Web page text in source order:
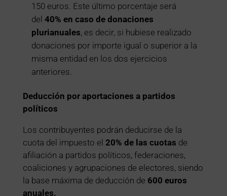
150 euros. Este último porcentaje será
del 40% en caso de donaciones
plurianuales, es decir, si hubiese realizado
donaciones por importe igual o superior a la
misma entidad en los dos ejercicios
anteriores.
Deducción por aportaciones a partidos
políticos
Los contribuyentes podrán deducirse de la
cuota del impuesto el 20% de las cuotas de
afiliación a partidos políticos, federaciones,
coaliciones y agrupaciones de electores, siendo
la base máxima de deducción de 600 euros
anuales.